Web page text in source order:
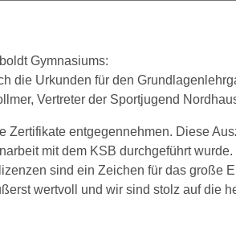
Gymnasiums:
die Urkunden für den
Vertreter der Sportjugend
Zertifikate entgegennehmen. Diese
mit dem KSB durchgeführt
sind ein Zeichen für das große
wertvoll und wir sind stolz auf die